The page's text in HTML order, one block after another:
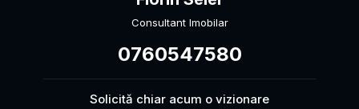
Consultant Imobilar
0760547580
Solicită chiar acum o vizionare